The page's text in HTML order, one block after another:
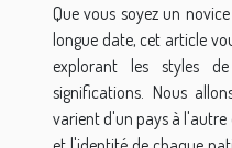
Que vous soyez un
longue date, cet article
explorant les styles
significations. Nous
varient d'un pays à